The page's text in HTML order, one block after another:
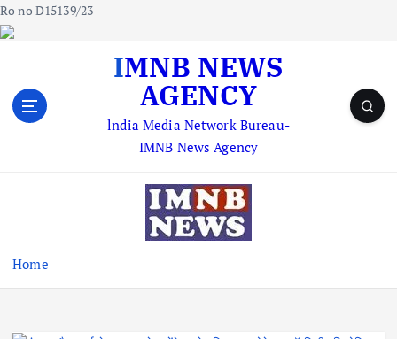
Ro no D15139/23
IMNB NEWS
AGENCY
lndia Media Network Bureau-
IMNB News Agency
Home